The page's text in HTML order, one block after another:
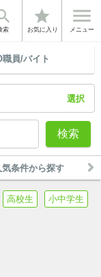
索
star
お気に入り

メニュー
職員/バイト
選択
検索
気条件から探す
高校生 小中学生